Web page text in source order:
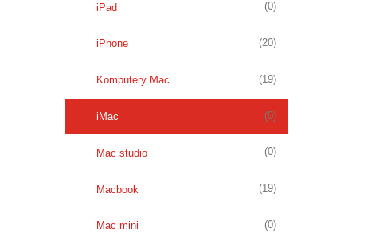
iPad (0)
iPhone (20)
Komputery Mac (19)
iMac (0)
Mac studio (0)
Macbook (19)
Mac mini (0)